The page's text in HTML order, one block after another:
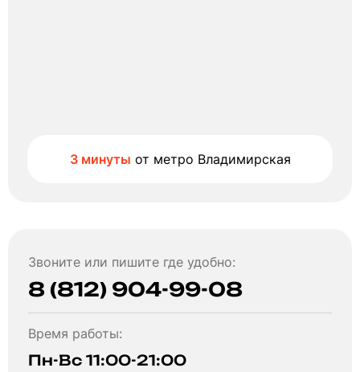
3 минуты от метро Владимирская
Звоните или пишите где удобно:
8 (812) 904-99-08
Время работы:
Пн-Вс 11:00-21:00